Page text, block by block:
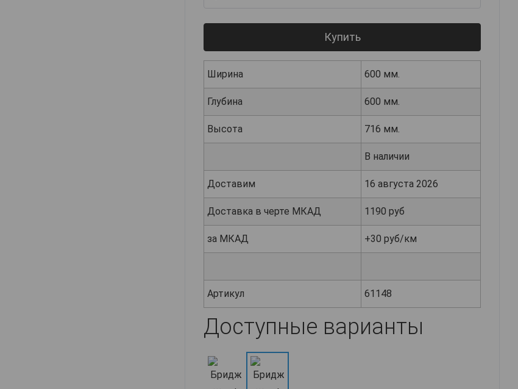
Купить
Ширина 600 мм.
Глубина 600 мм.
Высота 716 мм.
В наличии
Доставим 16 августа 2026
Доставка в черте МКАД 1190 руб
за МКАД +30 руб/км
Артикул 61148
Доступные варианты